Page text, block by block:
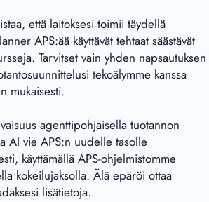
että laitoksesi toimii täydellä
APS:ää käyttävät tehtaat säästävät
Tarvitset vain yhden napsautuksen
tekoälymme kanssa
mukaisesti.
agenttipohjaisella tuotannon
AI vie APS:n uudelle tasolle
käyttämällä APS-ohjelmistomme
kokeilujaksolla. Älä epäröi ottaa
lisätietoja.